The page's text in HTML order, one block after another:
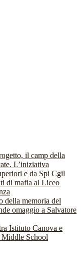
il camp della
L’iniziativa
e da Spi Cgil
di mafia al Liceo
della memoria del
omaggio a Salvatore
Istituto Canova e
School